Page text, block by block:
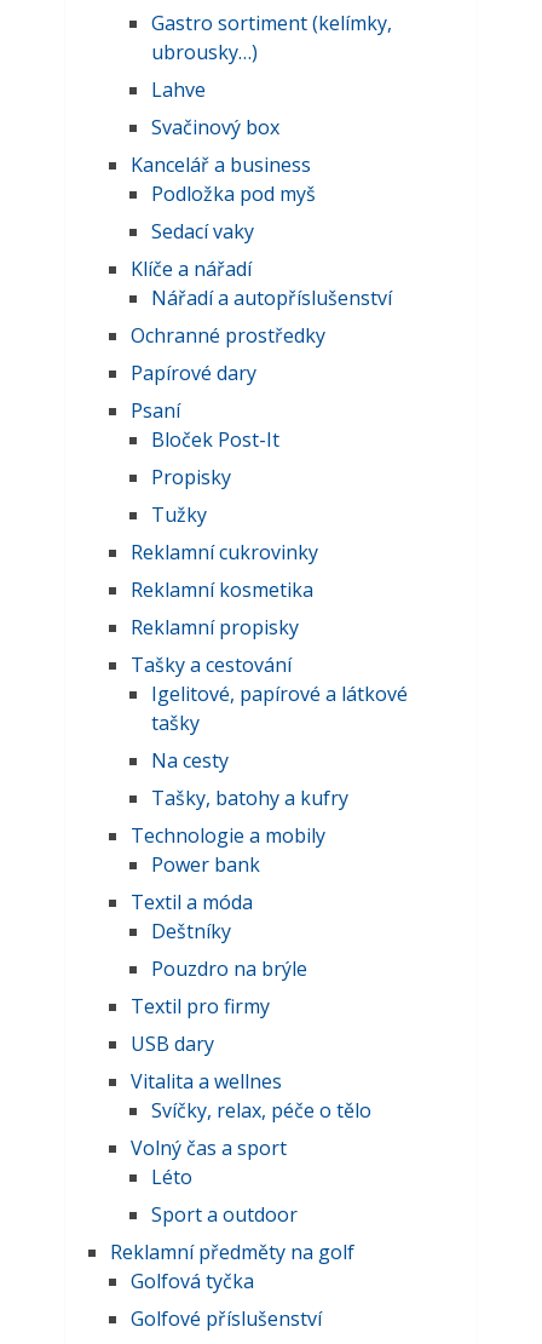
Gastro sortiment (kelímky,
ubrousky…)
Lahve
Svačinový box
Kancelář a business
Podložka pod myš
Sedací vaky
Klíče a nářadí
Nářadí a autopříslušenství
Ochranné prostředky
Papírové dary
Psaní
Bloček Post-It
Propisky
Tužky
Reklamní cukrovinky
Reklamní kosmetika
Reklamní propisky
Tašky a cestování
Igelitové, papírové a látkové
tašky
Na cesty
Tašky, batohy a kufry
Technologie a mobily
Power bank
Textil a móda
Deštníky
Pouzdro na brýle
Textil pro firmy
USB dary
Vitalita a wellnes
Svíčky, relax, péče o tělo
Volný čas a sport
Léto
Sport a outdoor
Reklamní předměty na golf
Golfová tyčka
Golfové příslušenství